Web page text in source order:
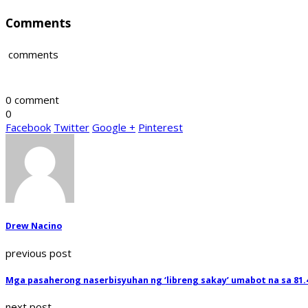
Comments
comments
0 comment
0
Facebook Twitter Google + Pinterest
Drew Nacino
previous post
Mga pasaherong naserbisyuhan ng ‘libreng sakay’ umabot na sa